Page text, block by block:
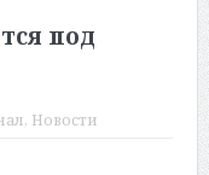
под
, Новости